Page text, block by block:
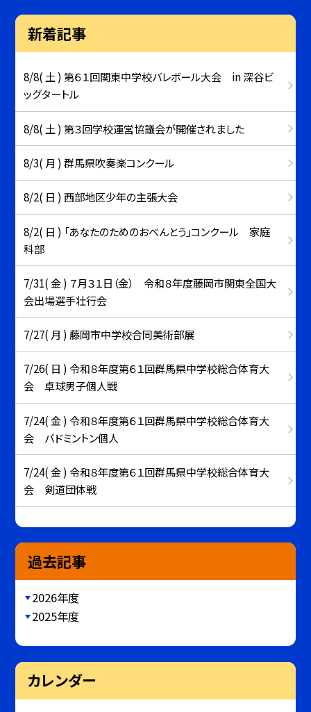
新着記事
8/8( 土 ) 第６１回関東中学校バレボール大会 in 深谷ビ
ッグタートル
8/8( 土 ) 第３回学校運営協議会が開催されました
8/3( 月 ) 群馬県吹奏楽コンクール
8/2( 日 ) 西部地区少年の主張大会
8/2( 日 ) 「あなたのためのおべんとう」コンクール 家庭
科部
7/31( 金 ) ７月３１日（金） 令和８年度藤岡市関東全国大
会出場選手壮行会
7/27( 月 ) 藤岡市中学校合同美術部展
7/26( 日 ) 令和８年度第６１回群馬県中学校総合体育大
会 卓球男子個人戦
7/24( 金 ) 令和８年度第６１回群馬県中学校総合体育大
会 バドミントン個人
7/24( 金 ) 令和８年度第６１回群馬県中学校総合体育大
会 剣道団体戦
過去記事
2026年度
2025年度
カレンダー